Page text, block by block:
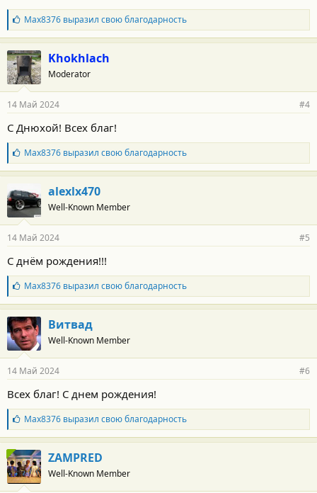
и
:
Б
л
а
г
о
д
а
н
с
т
и
:
Max8376выразил свою благодарность
Khokhlach
Moderator
14 Май 2024 #4
С Днюхой! Всех благ!
Б
л
а
о
д
а
н
с
т
и
:
Max8376выразил свою благодарность
alexlx470
Well-Known Member
14 Май 2024 #5
С днём рождения!!!
Б
л
а
г
о
д
а
н
с
т
и
:
Max8376выразил свою благодарность
Витвад
Well-Known Member
14 Май 2024 #6
Всех благ! С днем рождения!
Б
л
а
г
о
д
а
Max8376выразил свою благодарность
ZAMPRED
Well-Known Member